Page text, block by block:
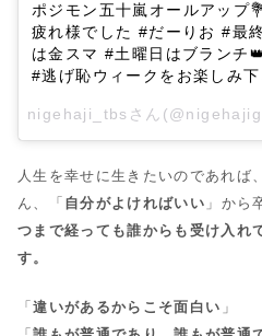
ポジモン五十嵐オールアップ
疲れ様でした #だーりお #最
は金スマ #土曜日はブランチ
#逃げ恥ウィークをお楽しみ下
人生を幸せに生きたいのであれば
ん、「自分がよければいい 」から
つまで経っても誰からも受け入れ
す。
「違いがあるからこそ面白い 」